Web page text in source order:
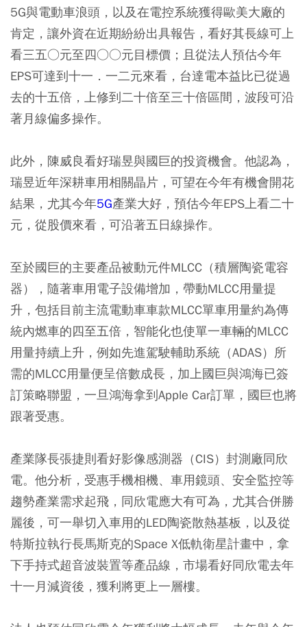
5G與電動車浪頭，以及在電控系統獲得歐美大廠的
肯定，讓外資在近期紛紛出具報告，看好其長線可上
看三五○元至四○○元目標價；且從法人預估今年
EPS可達到十一．一二元來看，台達電本益比已從過
去的十五倍，上修到二十倍至三十倍區間，波段可沿
著月線偏多操作。
此外，陳威良看好瑞昱與國巨的投資機會。他認為，
瑞昱近年深耕車用相關晶片，可望在今年有機會開花
結果，尤其今年5G產業大好，預估今年EPS上看二十
元，從股價來看，可沿著五日線操作。
至於國巨的主要產品被動元件MLCC（積層陶瓷電容
器），隨著車用電子設備增加，帶動MLCC用量提
升，包括目前主流電動車車款MLCC單車用量約為傳
統內燃車的四至五倍，智能化也使單一車輛的MLCC
用量持續上升，例如先進駕駛輔助系統（ADAS）所
需的MLCC用量便呈倍數成長，加上國巨與鴻海已簽
訂策略聯盟，一旦鴻海拿到Apple Car訂單，國巨也將
跟著受惠。
產業隊長張捷則看好影像感測器（CIS）封測廠同欣
電。他分析，受惠手機相機、車用鏡頭、安全監控等
趨勢產業需求起飛，同欣電應大有可為，尤其合併勝
麗後，可一舉切入車用的LED陶瓷散熱基板，以及從
特斯拉執行長馬斯克的Space X低軌衛星計畫中，拿
下手持式超音波裝置等產品線，市場看好同欣電去年
十一月減資後，獲利將更上一層樓。